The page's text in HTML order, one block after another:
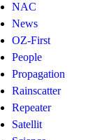
NAC
News
OZ-First
People
Propagation
Rainscatter
Repeater
Satellit